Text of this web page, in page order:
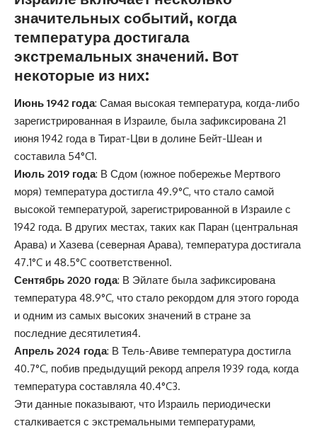
значительных событий, когда
температура достигала
экстремальных значений. Вот
некоторые из них:
Июнь 1942 года: Самая высокая температура, когда-либо
зарегистрированная в Израиле, была зафиксирована 21
июня 1942 года в Тират-Цви в долине Бейт-Шеан и
составила 54°C1.
Июль 2019 года: В Сдом (южное побережье Мертвого
моря) температура достигла 49.9°C, что стало самой
высокой температурой, зарегистрированной в Израиле с
1942 года. В других местах, таких как Паран (центральная
Арава) и Хазева (северная Арава), температура достигала
47.1°C и 48.5°C соответственно1.
Сентябрь 2020 года: В Эйлате была зафиксирована
температура 48.9°C, что стало рекордом для этого города
и одним из самых высоких значений в стране за
последние десятилетия4.
Апрель 2024 года: В Тель-Авиве температура достигла
40.7°C, побив предыдущий рекорд апреля 1939 года, когда
температура составляла 40.4°C3.
Эти данные показывают, что Израиль периодически
сталкивается с экстремальными температурами,